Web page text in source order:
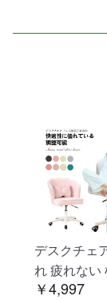
デスクチェ
れ 疲れない
ホワイト デ
￥4,997